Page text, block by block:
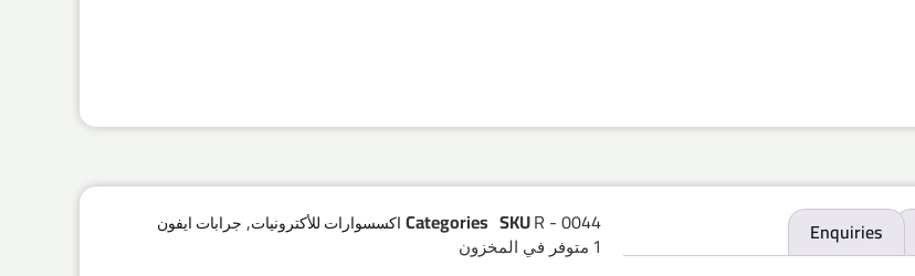
Enquiries
SKUR - 0044
Categories اكسسوارات للأكترونيات, جرابات ايفون
1 متوفر في المخزون